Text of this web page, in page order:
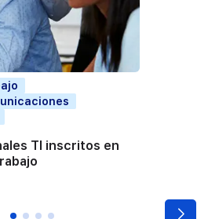
TI inscritos en